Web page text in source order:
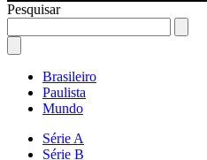
Pesquisar
Brasileiro
Paulista
Mundo
Série A
Série B